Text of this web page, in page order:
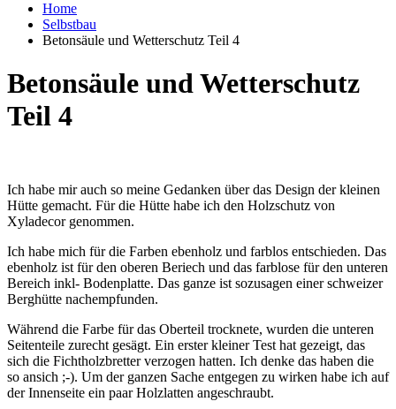
Home
Selbstbau
Betonsäule und Wetterschutz Teil 4
Betonsäule und Wetterschutz
Teil 4
Ich habe mir auch so meine Gedanken über das Design der kleinen
Hütte gemacht. Für die Hütte habe ich den Holzschutz von
Xyladecor genommen.
Ich habe mich für die Farben ebenholz und farblos entschieden. Das
ebenholz ist für den oberen Beriech und das farblose für den unteren
Bereich inkl- Bodenplatte. Das ganze ist sozusagen einer schweizer
Berghütte nachempfunden.
Während die Farbe für das Oberteil trocknete, wurden die unteren
Seitenteile zurecht gesägt. Ein erster kleiner Test hat gezeigt, das
sich die Fichtholzbretter verzogen hatten. Ich denke das haben die
so ansich ;-). Um der ganzen Sache entgegen zu wirken habe ich auf
der Innenseite ein paar Holzlatten angeschraubt.